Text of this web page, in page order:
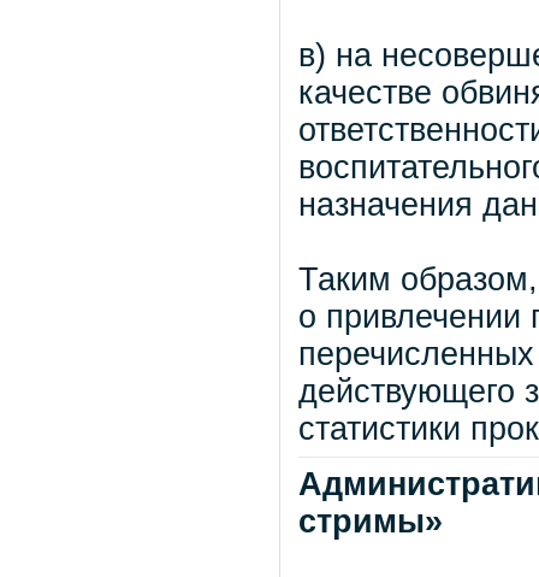
в) на
качестве
назначения
Таким
о привлечении
перечисленных
действующего
статистики
стримы»